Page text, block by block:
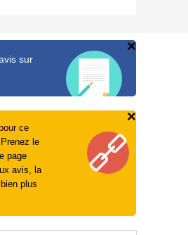
×
sur
×
ce
le
page
avis, la
plus